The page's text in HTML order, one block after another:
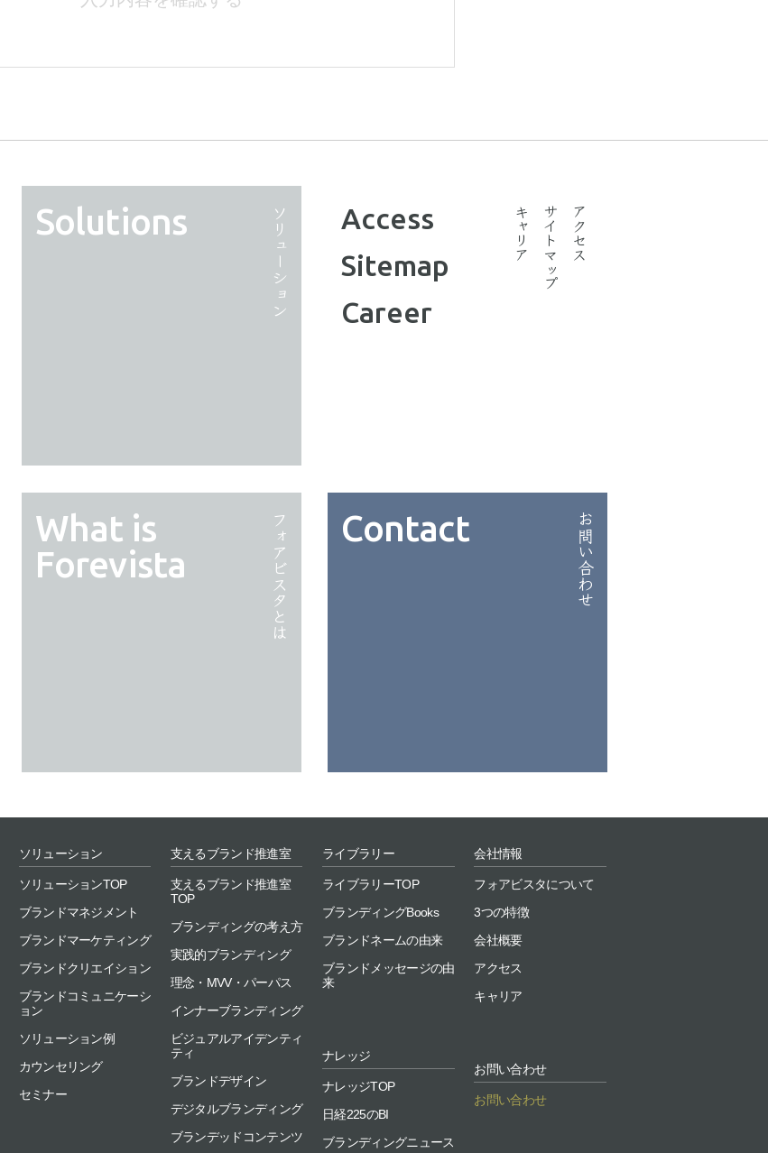
Solutions ソリューション
Access
Sitemap
Career
アクセス
サイトマップ
キャリア
What is
Forevista
フォアビスタとは Contact お問い合わせ
ソリューション
ソリューションTOP
ブランドマネジメント
ブランドマーケティング
ブランドクリエイション
ブランドコミュニケーシ
ョン
ソリューション例
カウンセリング
セミナー
支えるブランド推進室
支えるブランド推進室
TOP
ブランディングの考え方
実践的ブランディング
理念・MVV・パーパス
インナーブランディング
ビジュアルアイデンティ
ティ
ブランドデザイン
デジタルブランディング
ブランデッドコンテンツ
ライブラリー
ライブラリーTOP
ブランディングBooks
ブランドネームの由来
ブランドメッセージの由
来
ナレッジ
ナレッジTOP
日経225のBI
ブランディングニュース
会社情報
フォアビスタについて
3つの特徴
会社概要
アクセス
キャリア
お問い合わせ
お問い合わせ